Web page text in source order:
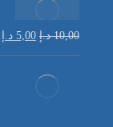
10,00 د.إ 5,00 د.إ